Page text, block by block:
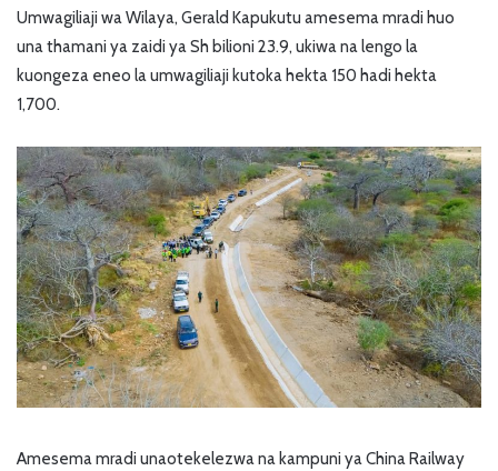
Umwagiliaji wa Wilaya, Gerald Kapukutu amesema mradi huo
una thamani ya zaidi ya Sh bilioni 23.9, ukiwa na lengo la
kuongeza eneo la umwagiliaji kutoka hekta 150 hadi hekta
1,700.
Amesema mradi unaotekelezwa na kampuni ya China Railway